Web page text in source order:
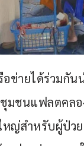
ข่ายได้ร่วมกัน
มชนแฟลตคล
หญ่สำหรับผู้ป่ว